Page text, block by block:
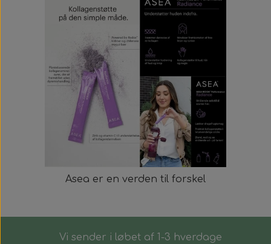
Asea er en verden til forskel
Vi sender i løbet af 1-3 hverdage